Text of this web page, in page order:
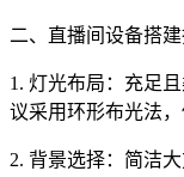
二、直播间设备搭
1. 灯光布局：充足
议采用环形布光法，
2. 背景选择：简洁